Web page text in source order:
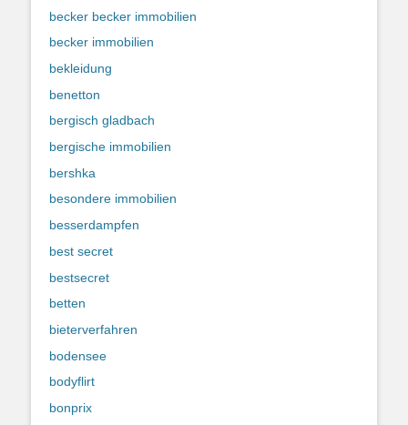
becker becker immobilien
becker immobilien
bekleidung
benetton
bergisch gladbach
bergische immobilien
bershka
besondere immobilien
besserdampfen
best secret
bestsecret
betten
bieterverfahren
bodensee
bodyflirt
bonprix